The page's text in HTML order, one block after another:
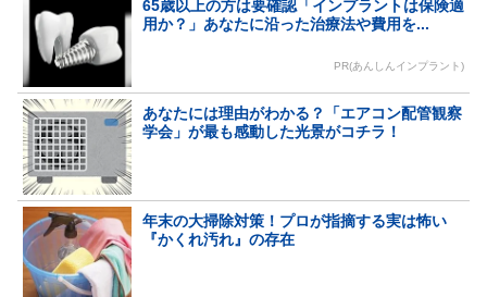
65歳以上の方は要確認「インプラントは保険適
用か？」あなたに沿った治療法や費用を...
PR(あんしんインプラント)
あなたには理由がわかる？「エアコン配管観察
学会」が最も感動した光景がコチラ！
年末の大掃除対策！プロが指摘する実は怖い
『かくれ汚れ』の存在